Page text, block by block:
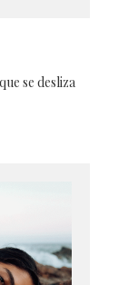
se desliza